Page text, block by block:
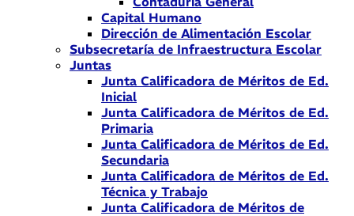
Capital Humano
Dirección de Alimentación Escolar
Subsecretaría de Infraestructura Escolar
Juntas
Junta Calificadora de Méritos de Ed.
Inicial
Junta Calificadora de Méritos de Ed.
Primaria
Junta Calificadora de Méritos de Ed.
Secundaria
Junta Calificadora de Méritos de Ed.
Técnica y Trabajo
Junta Calificadora de Méritos de